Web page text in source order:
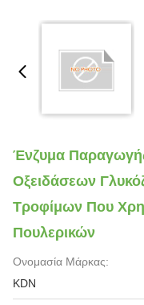
Ένζυμα
Οξειδάσεων
Τροφίμων Που
Πουλερικών
Ονομασία Μάρκας:
KDN